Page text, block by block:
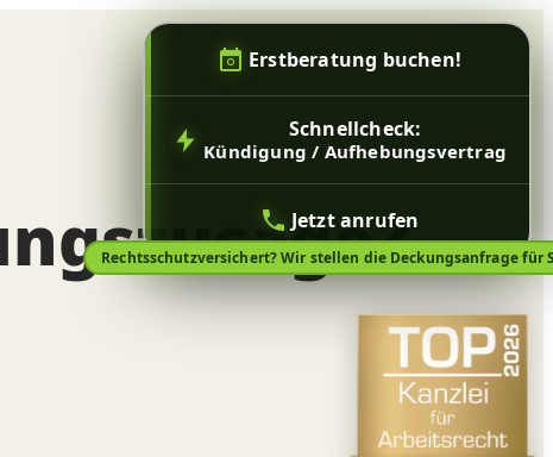
Erstberatung buchen!
Schnellcheck:
Kündigung / Aufhebungsvertrag
Jetzt anrufen
Rechtsschutzversichert? Wir stellen die Deckungsanfrage für